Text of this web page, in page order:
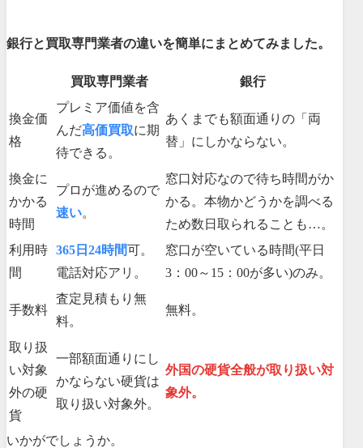
銀行と買取専門業者の違いを簡単にまとめてみました。
買取専門業者 銀行
換金価
格
プレミア価値を含
んだ高価買取に期
待できる。
あくまでも額面通りの「両
替」にしかならない。
換金に
かかる
時間
プロが進めるので
速い。
窓口対応なので待ち時間がか
かる。本物かどうかを調べる
ため数日取られることも…。
利用時
間
365日24時間可。
電話対応アリ。
窓口が空いている時間(平日
3：00～15：00が多い)のみ。
手数料
査定見積もり無
料。
無料。
取り扱
い対象
外の硬
貨
一部額面通りにし
かならない硬貨は
取り扱い対象外。
外国の硬貨全般が取り扱い対
象外。
いかがでしょうか。